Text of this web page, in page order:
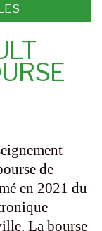
de
en 2021 du
La bourse